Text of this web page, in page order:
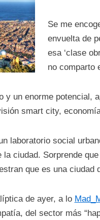
Se me
envuelta de
esa ‘clase
no comparto
un enorme potencial,
smart city,
laboratorio social
ciudad. Sorprende
que es una ciudad
de ayer, a lo
del sector más